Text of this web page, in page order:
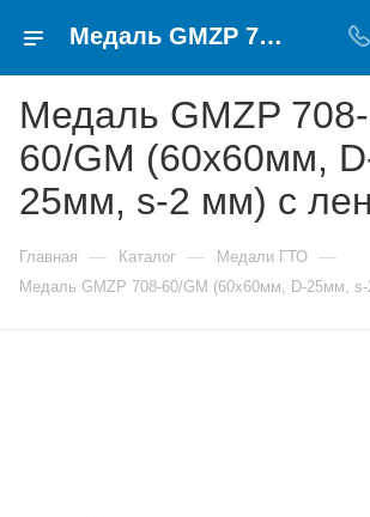
Медаль GMZP 708-60/GM (60х60мм, D-25мм, s-2 мм) с лентой для награждения частников сдачи нормативов ГТО
Медаль GMZP 708-
60/GM (60х60мм,
25мм, s-2 мм) с
Главная — Каталог — Медали ГТО —
Медаль GMZP 708-60/GM (60х60мм, D-25мм,